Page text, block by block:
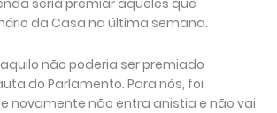
seria premiar aqueles que
da Casa na última semana.
não poderia ser premiado
do Parlamento. Para nós, foi
novamente não entra anistia e não vai